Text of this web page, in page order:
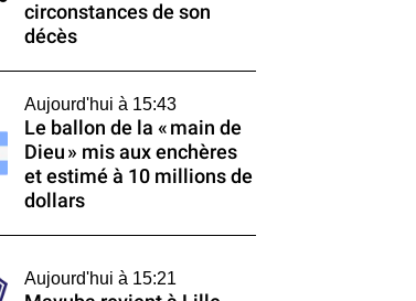
circonstances de son
décès
Aujourd'hui à 15:43
Le ballon de la « main de
Dieu » mis aux enchères
et estimé à 10 millions de
dollars
Aujourd'hui à 15:21